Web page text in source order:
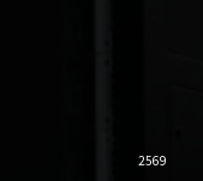
2569